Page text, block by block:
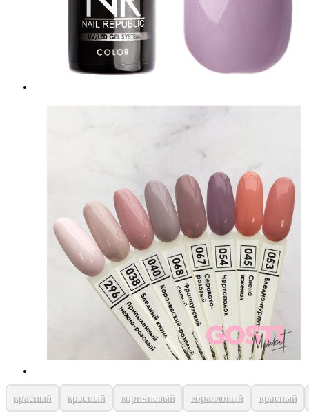
красный красный коричневый коралловый красный